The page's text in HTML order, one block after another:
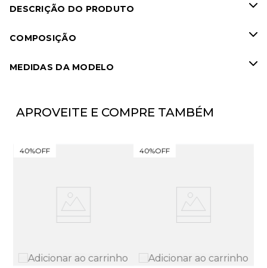
DESCRIÇÃO DO PRODUTO
COMPOSIÇÃO
MEDIDAS DA MODELO
APROVEITE E COMPRE TAMBÉM
40%OFF 40%OFF